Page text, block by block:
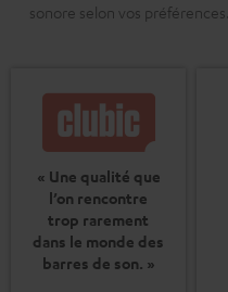
sonore selon vos préférences.
« Une qualité que
l’on rencontre
trop rarement
dans le monde des
barres de son. »